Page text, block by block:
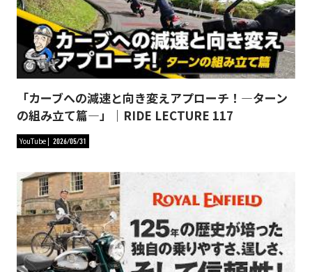
「カーブへの減速と向き変えアプローチ！―ターン
の組み立て篇―」｜RIDE LECTURE 117
YouTube 2026/05/31